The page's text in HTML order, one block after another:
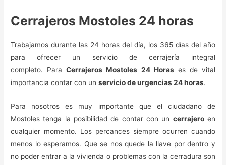
Cerrajeros Mostoles 24 horas
Trabajamos durante las 24 horas del día, los 365 días del año
para ofrecer un servicio de cerrajería integral
completo. ParaCerrajeros Mostoles 24 Horases de vital
importancia contar con unservicio de urgencias 24 horas.
Para nosotros es muy importante que el ciudadano de
Mostoles tenga la posibilidad de contar con un cerrajeroen
cualquier momento. Los percances siempre ocurren cuando
menos lo esperamos. Que se nos quede la llave por dentro y
no poder entrar a la vivienda o problemas con la cerradura son